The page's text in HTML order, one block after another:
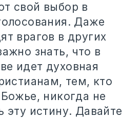
свой выбор в
Даже
врагов в других
знать, что в
идет духовная
тем, кто
никогда не
эту истину. Давайте